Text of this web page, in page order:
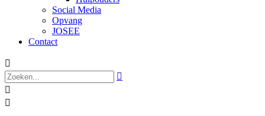
Social Media
Opvang
JOSEE
Contact



